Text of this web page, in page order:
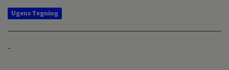
Ugens Tegning
-